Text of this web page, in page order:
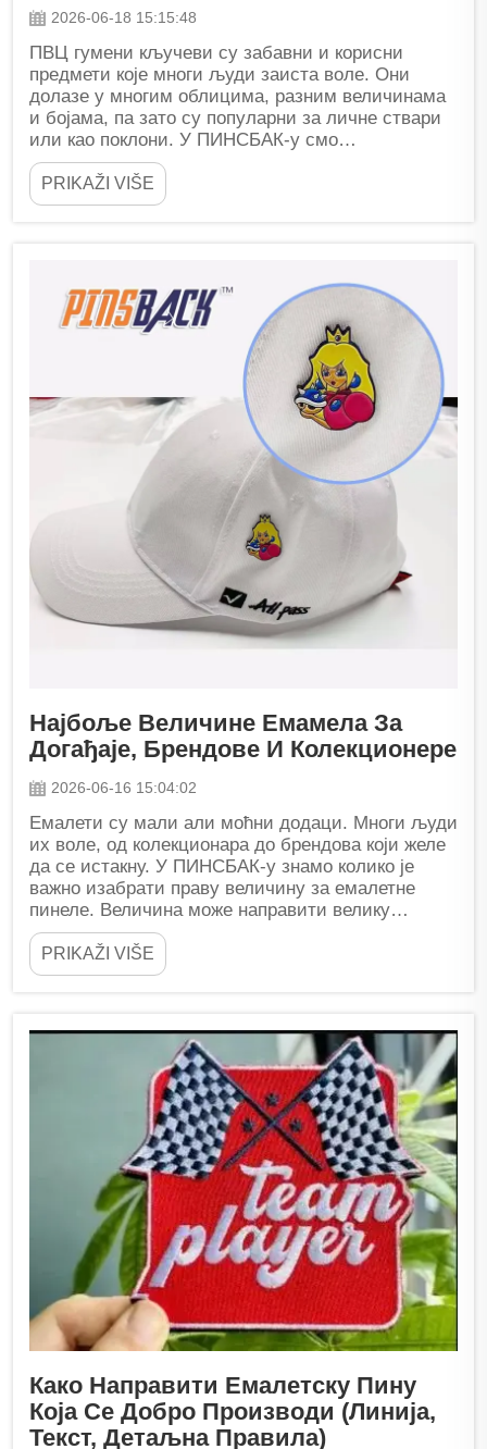
2026-06-18 15:15:48
ПВЦ гумени кључеви су забавни и корисни
предмети које многи људи заиста воле. Они
долазе у многим облицима, разним величинама
и бојама, па зато су популарни за личне ствари
или као поклони. У ПИНСБАК-у смо
специјализовани за производњу
висококвалитетних ПВЦ масива...
PRIKAŽI VIŠE
Најбоље Величине Емамела За
Догађаје, Брендове И Колекционере
2026-06-16 15:04:02
Емалети су мали али моћни додаци. Многи људи
их воле, од колекционара до брендова који желе
да се истакну. У ПИНСБАК-у знамо колико је
важно изабрати праву величину за емалетне
пинеле. Величина може направити велику
разлику ја...
PRIKAŽI VIŠE
Како Направити Емалетску Пину
Која Се Добро Производи (линија,
Текст, Детаљна Правила)